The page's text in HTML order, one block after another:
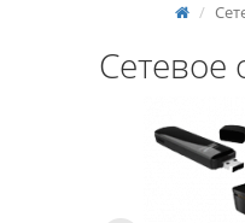
Сетевое